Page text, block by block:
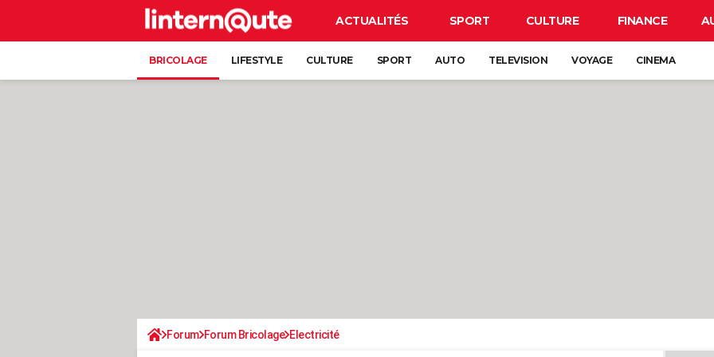
ACTUALITÉS SPORT CULTURE FINANCE
BRICOLAGE LIFESTYLE CULTURE SPORT AUTO TELEVISION VOYAGE CINEMA
Forum Forum Bricolage Electricité